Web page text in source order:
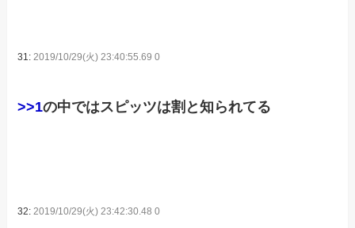
31:2019/10/29(火) 23:40:55.69 0
>>1の中ではスピッツは割と知られてる
32:2019/10/29(火) 23:42:30.48 0